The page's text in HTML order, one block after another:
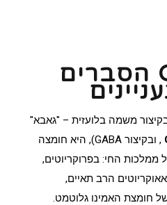
גאבה GABA הסברים
משמה בלועזית – "גאבא"
, ובקיצור GABA), היא
חומצה
ממלכות החי: בפרוקריוטים,
הרב תאיים,
חומצת האמינו גלוטמט